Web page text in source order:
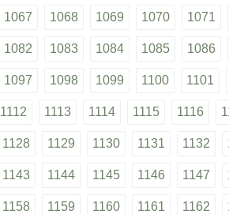
1067 1068 1069 1070 1071
1082 1083 1084 1085 1086
1097 1098 1099 1100 1101
1112 1113 1114 1115 1116
1128 1129 1130 1131 1132
1143 1144 1145 1146 1147
1158 1159 1160 1161 1162